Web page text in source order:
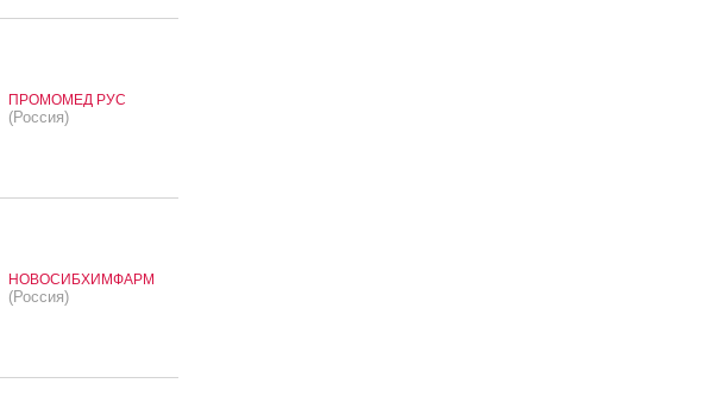
ПРОМОМЕД РУС
(Россия)
НОВОСИБХИМФАРМ
(Россия)